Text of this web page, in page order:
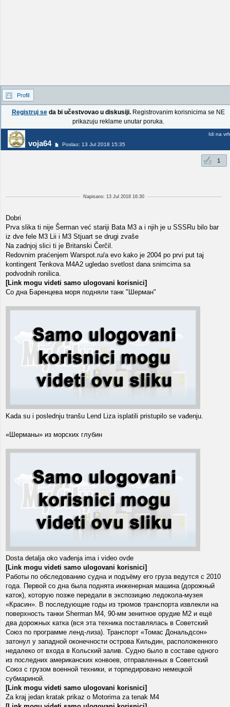
Profil
Registruj seda bi učestvovao u diskusiji.Registrovanim korisnicima se NE
prikazuju reklame unutar poruka.
voja64 Poslao: 13 Jul 2018 15:35
Idi na vrh
1
Napisano: 13 Jul 2018 16:30
Dobri
Prva slika ti nije Šerman već stariji Bata M3 a i njih je u SSSRu bilo bar
iz dve fele M3 Lii i M3 Stjuart se drugi zvaše
Na zadnjoj slici ti je Britanski Čerčil.
Redovnim praćenjem Warspot.ru/a evo kako je 2004 po prvi put taj
kontingent Tenkova M4A2 ugledao svetlost dana snimcima sa
podvodnih ronilica.
[Link mogu videti samo ulogovani korisnici]
Со дна Баренцева моря подняли танк "Шерман"
Kada su i poslednju tranšu Lend Liza isplatili pristupilo se vađenju.
«Шерманы» из морских глубин
Dosta detalja oko vađenja ima i video ovde
[Link mogu videti samo ulogovani korisnici]
Работы по обследованию судна и подъёму его груза ведутся с 2010
года. Первой со дна была поднята инженерная машина (дорожный
каток), которую позже передали в экспозицию ледокола-музея
«Красин». В последующие годы из трюмов транспорта извлекли на
поверхность танки Sherman M4, 90-мм зенитное орудие М2 и ещё
два дорожных катка (вся эта техника поставлялась в Советский
Союз по программе ленд-лиза). Транспорт «Томас Дональдсон»
затонул у западной оконечности острова Кильдин, расположенного
недалеко от входа в Кольский залив. Судно было в составе одного
из последних американских конвоев, отправленных в Советский
Союз с грузом военной техники, и торпедировано немецкой
субмариной.
[Link mogu videti samo ulogovani korisnici]
Za kraj jedan kratak prikaz o Motorima za tenak M4